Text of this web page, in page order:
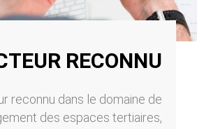
RECONNU
reconnu dans le domaine de
des espaces tertiaires,